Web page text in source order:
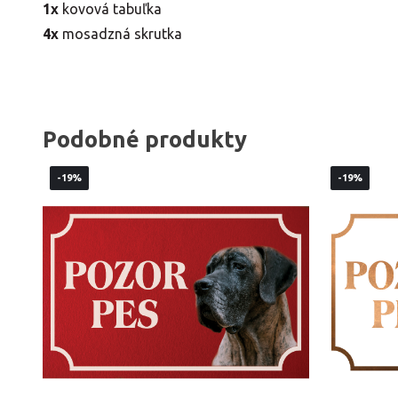
1x kovová tabuľka
4x mosadzná skrutka
Podobné produkty
-19% -19%